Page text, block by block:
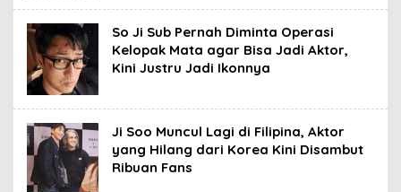
So Ji Sub Pernah Diminta Operasi
Kelopak Mata agar Bisa Jadi Aktor,
Kini Justru Jadi Ikonnya
Ji Soo Muncul Lagi di Filipina, Aktor
yang Hilang dari Korea Kini Disambut
Ribuan Fans